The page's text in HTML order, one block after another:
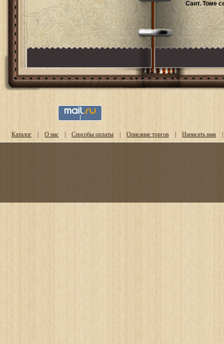
Сант. Томе
Каталог | О нас | Способы оплаты | Описание торгов | Написать нам |